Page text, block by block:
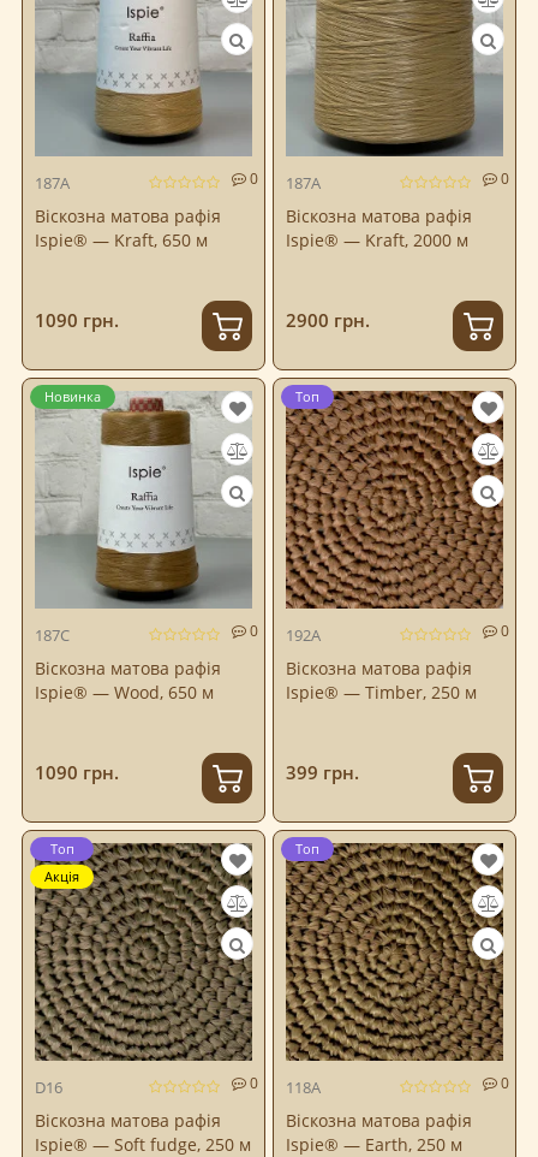
187A 0
Віскозна матова рафія
Ispie® — Kraft, 650 м
1090 грн.
187A 0
Віскозна матова рафія
Ispie® — Kraft, 2000 м
2900 грн.
187C 0
Віскозна матова рафія
Ispie® — Wood, 650 м
Новинка
1090 грн.
192A 0
Віскозна матова рафія
Ispie® — Timber, 250 м
Топ
399 грн.
D16 0
Віскозна матова рафія
Ispie® — Soft fudge, 250 м
Топ
Акція
118A 0
Віскозна матова рафія
Ispie® — Earth, 250 м
Топ